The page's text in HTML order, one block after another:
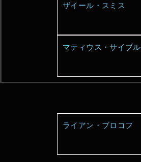
ザイール・スミス
マティウス・サイブル
ライアン・ブロコフ